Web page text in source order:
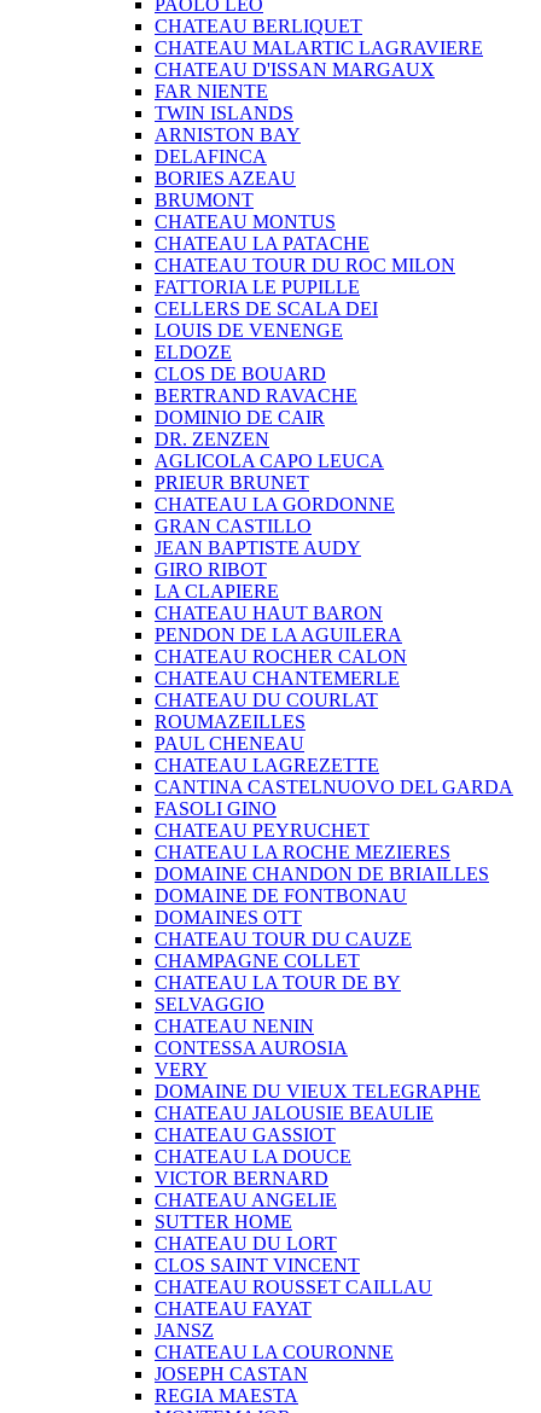
PAOLO LEO
CHATEAU BERLIQUET
CHATEAU MALARTIC LAGRAVIERE
CHATEAU D'ISSAN MARGAUX
FAR NIENTE
TWIN ISLANDS
ARNISTON BAY
DELAFINCA
BORIES AZEAU
BRUMONT
CHATEAU MONTUS
CHATEAU LA PATACHE
CHATEAU TOUR DU ROC MILON
FATTORIA LE PUPILLE
CELLERS DE SCALA DEI
LOUIS DE VENENGE
ELDOZE
CLOS DE BOUARD
BERTRAND RAVACHE
DOMINIO DE CAIR
DR. ZENZEN
AGLICOLA CAPO LEUCA
PRIEUR BRUNET
CHATEAU LA GORDONNE
GRAN CASTILLO
JEAN BAPTISTE AUDY
GIRO RIBOT
LA CLAPIERE
CHATEAU HAUT BARON
PENDON DE LA AGUILERA
CHATEAU ROCHER CALON
CHATEAU CHANTEMERLE
CHATEAU DU COURLAT
ROUMAZEILLES
PAUL CHENEAU
CHATEAU LAGREZETTE
CANTINA CASTELNUOVO DEL GARDA
FASOLI GINO
CHATEAU PEYRUCHET
CHATEAU LA ROCHE MEZIERES
DOMAINE CHANDON DE BRIAILLES
DOMAINE DE FONTBONAU
DOMAINES OTT
CHATEAU TOUR DU CAUZE
CHAMPAGNE COLLET
CHATEAU LA TOUR DE BY
SELVAGGIO
CHATEAU NENIN
CONTESSA AUROSIA
VERY
DOMAINE DU VIEUX TELEGRAPHE
CHATEAU JALOUSIE BEAULIE
CHATEAU GASSIOT
CHATEAU LA DOUCE
VICTOR BERNARD
CHATEAU ANGELIE
SUTTER HOME
CHATEAU DU LORT
CLOS SAINT VINCENT
CHATEAU ROUSSET CAILLAU
CHATEAU FAYAT
JANSZ
CHATEAU LA COURONNE
JOSEPH CASTAN
REGIA MAESTA